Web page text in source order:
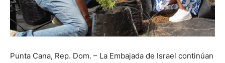
Punta Cana, Rep. Dom. – La Embajada de Israel continúan